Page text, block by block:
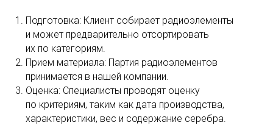
Подготовка: Клиент собирает радиоэлементы
и может предварительно отсортировать
их по категориям.
Прием материала: Партия радиоэлементов
принимается в нашей компании.
Оценка: Специалисты проводят оценку
по критериям, таким как дата производства,
характеристики, вес и содержание серебра.